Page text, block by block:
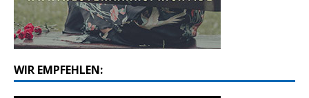
WIR EMPFEHLEN: